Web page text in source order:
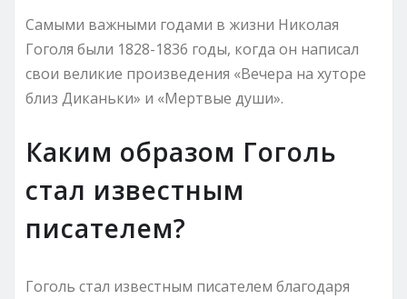
Самыми важными годами в жизни Николая
Гоголя были 1828-1836 годы, когда он написал
свои великие произведения «Вечера на хуторе
близ Диканьки» и «Мертвые души».
Каким образом Гоголь
стал известным
писателем?
Гоголь стал известным писателем благодаря